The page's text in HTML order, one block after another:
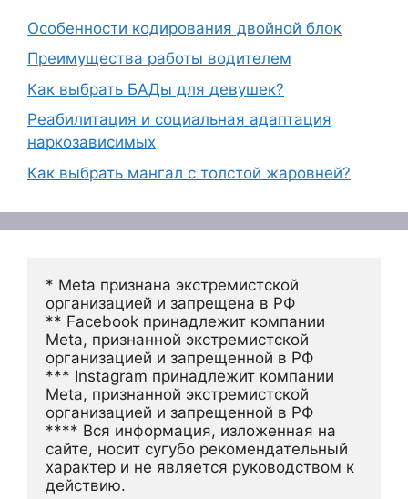
Особенности кодирования двойной блок
Преимущества работы водителем
Как выбрать БАДы для девушек?
Реабилитация и социальная адаптация
наркозависимых
Как выбрать мангал с толстой жаровней?
* Meta признана экстремистской
организацией и запрещена в РФ
** Facebook принадлежит компании
Meta, признанной экстремистской
организацией и запрещенной в РФ
*** Instagram принадлежит компании
Meta, признанной экстремистской
организацией и запрещенной в РФ
**** Вся информация, изложенная на
сайте, носит сугубо рекомендательный
характер и не является руководством к
действию.